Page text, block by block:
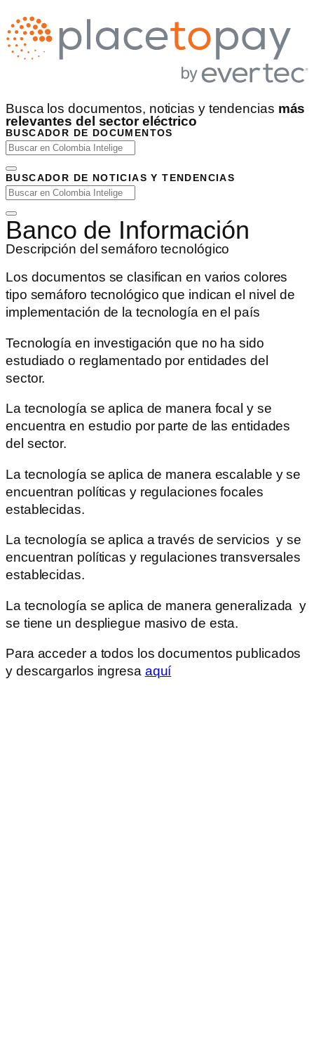
Busca los documentos, noticias y tendencias más
relevantes del sector eléctrico
BUSCADOR DE DOCUMENTOS
BUSCADOR DE NOTICIAS Y TENDENCIAS
Banco de Información
Descripción del semáforo tecnológico
Los documentos se clasifican en varios colores
tipo semáforo tecnológico que indican el nivel de
implementación de la tecnología en el país
Tecnología en investigación que no ha sido
estudiado o reglamentado por entidades del
sector.
La tecnología se aplica de manera focal y se
encuentra en estudio por parte de las entidades
del sector.
La tecnología se aplica de manera escalable y se
encuentran políticas y regulaciones focales
establecidas.
La tecnología se aplica a través de servicios y se
encuentran políticas y regulaciones transversales
establecidas.
La tecnología se aplica de manera generalizada y
se tiene un despliegue masivo de esta.
Para acceder a todos los documentos publicados
y descargarlos ingresa aquí